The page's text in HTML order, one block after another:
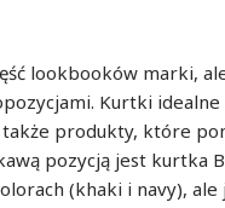
lookbooków marki,
Kurtki idealne
także produkty, które
pozycją jest kurtka
(khaki i navy), ale